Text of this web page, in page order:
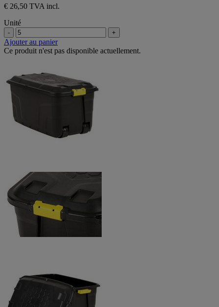
€ 26,50 TVA incl.
Unité
- +
Ajouter au panier
Ce produit n'est pas disponible actuellement.